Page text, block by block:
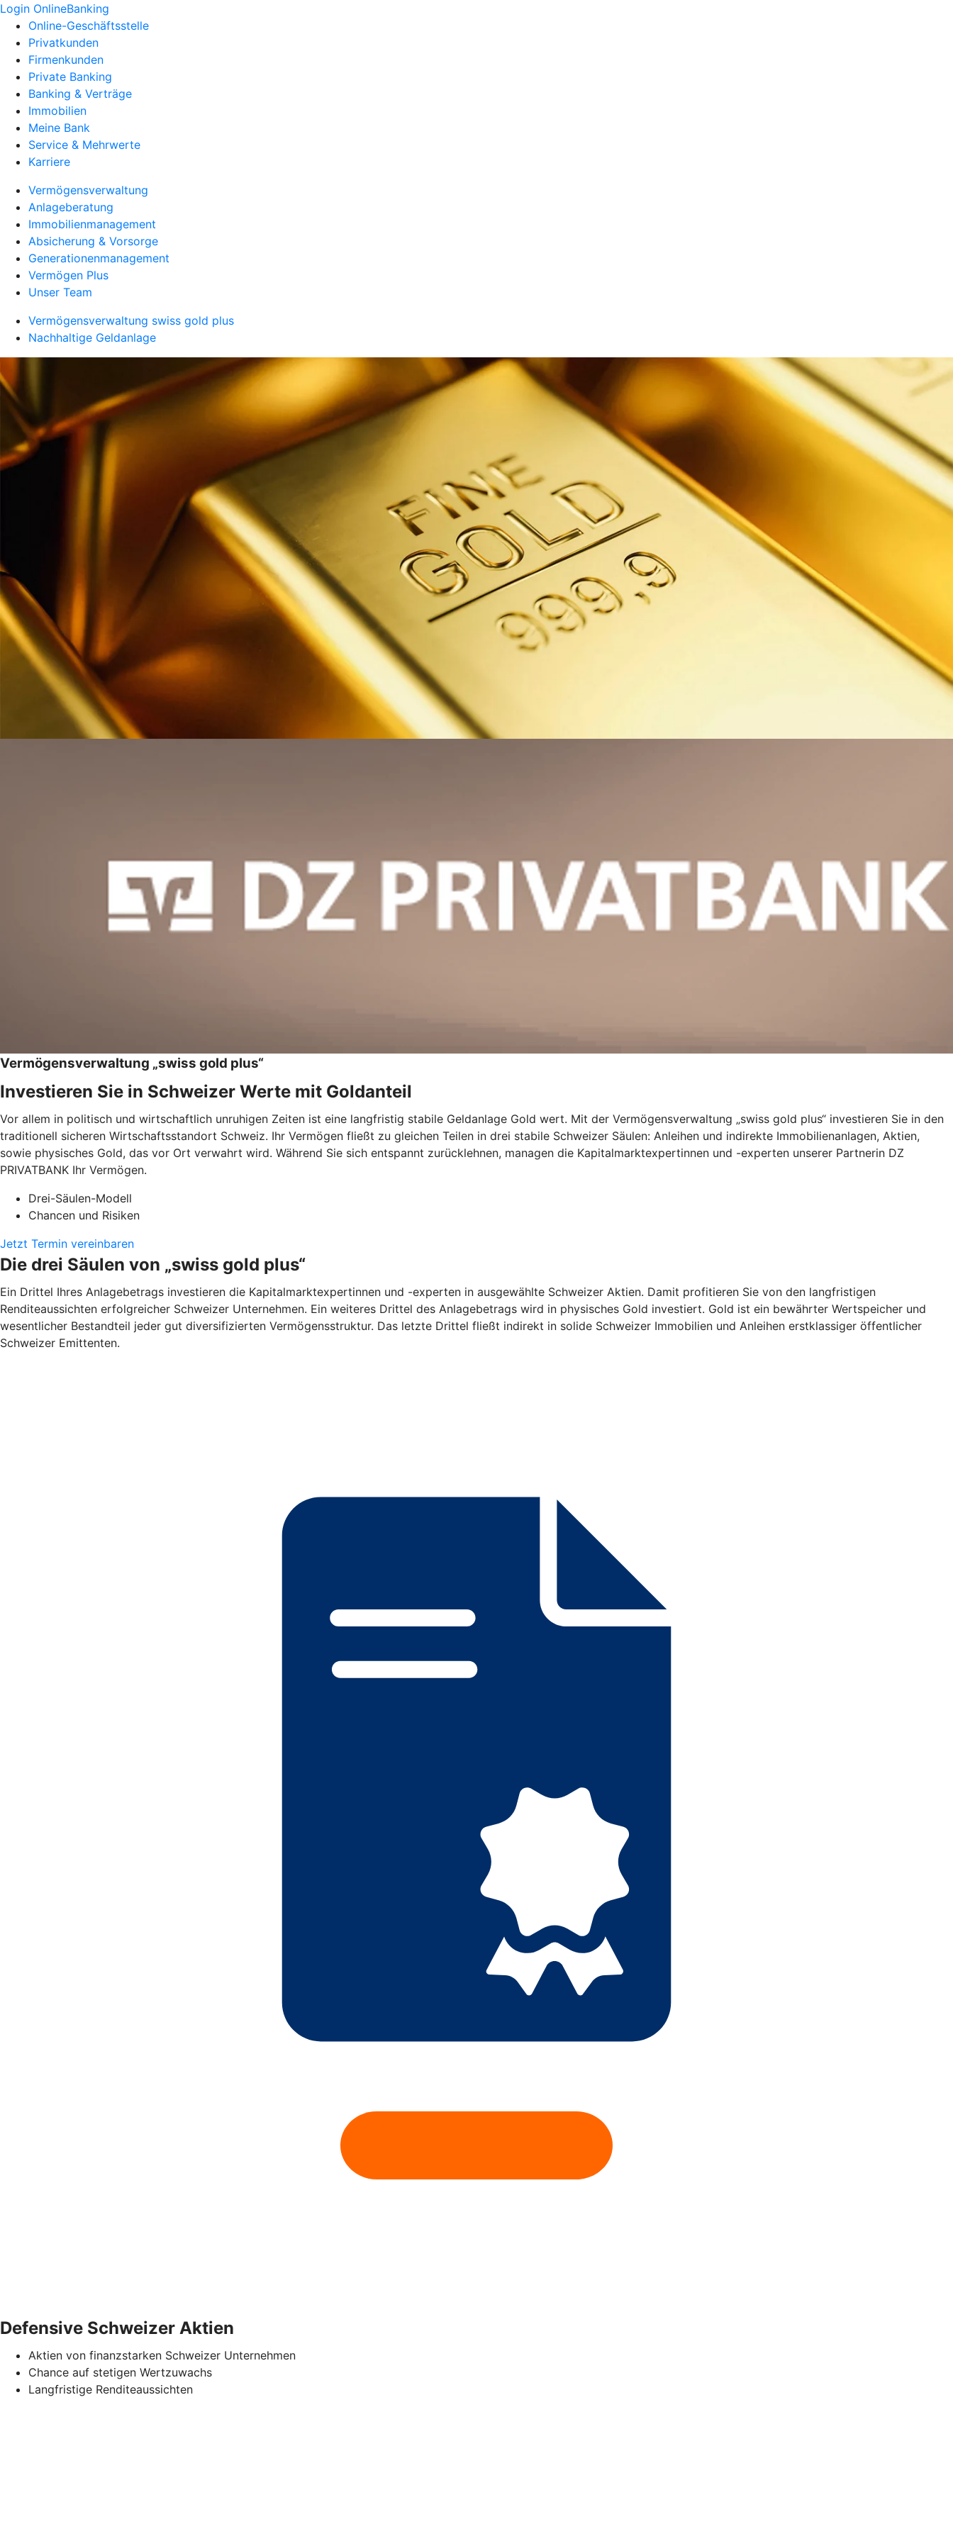
Login OnlineBanking
Online-Geschäftsstelle
Privatkunden
Firmenkunden
Private Banking
Banking & Verträge
Immobilien
Meine Bank
Service & Mehrwerte
Karriere
Vermögensverwaltung
Anlageberatung
Immobilienmanagement
Absicherung & Vorsorge
Generationenmanagement
Vermögen Plus
Unser Team
Vermögensverwaltung swiss gold plus
Nachhaltige Geldanlage
Vermögensverwaltung „swiss gold plus“
Investieren Sie in Schweizer Werte mit Goldanteil
Vor allem in politisch und wirtschaftlich unruhigen Zeiten ist eine langfristig stabile Geldanlage Gold wert. Mit der Vermögensverwaltung „swiss gold plus“ investieren Sie in den
traditionell sicheren Wirtschaftsstandort Schweiz. Ihr Vermögen fließt zu gleichen Teilen in drei stabile Schweizer Säulen: Anleihen und indirekte Immobilienanlagen, Aktien,
sowie physisches Gold, das vor Ort verwahrt wird. Während Sie sich entspannt zurücklehnen, managen die Kapitalmarktexpertinnen und -experten unserer Partnerin DZ
PRIVATBANK Ihr Vermögen.
Drei-Säulen-Modell
Chancen und Risiken
Jetzt Termin vereinbaren
Die drei Säulen von „swiss gold plus“
Ein Drittel Ihres Anlagebetrags investieren die Kapitalmarktexpertinnen und -experten in ausgewählte Schweizer Aktien. Damit profitieren Sie von den langfristigen
Renditeaussichten erfolgreicher Schweizer Unternehmen. Ein weiteres Drittel des Anlagebetrags wird in physisches Gold investiert. Gold ist ein bewährter Wertspeicher und
wesentlicher Bestandteil jeder gut diversifizierten Vermögensstruktur. Das letzte Drittel fließt indirekt in solide Schweizer Immobilien und Anleihen erstklassiger öffentlicher
Schweizer Emittenten.
Defensive Schweizer Aktien
Aktien von finanzstarken Schweizer Unternehmen
Chance auf stetigen Wertzuwachs
Langfristige Renditeaussichten